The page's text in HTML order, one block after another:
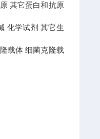
其它蛋白和抗原
化学试剂 其它生
载体 细菌克隆载